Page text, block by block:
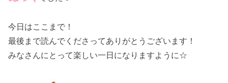
今日はここまで！
最後まで読んでくださってありがとうございます！
みなさんにとって楽しい一日になりますように☆